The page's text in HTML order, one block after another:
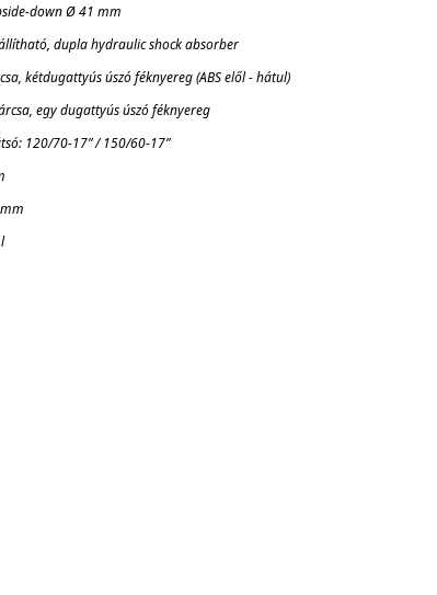
down Ø 41 mm
dupla hydraulic shock absorber
kétdugattyús úszó féknyereg (ABS elől - hátul)
egy dugattyús úszó féknyereg
120/70-17” / 150/60-17”